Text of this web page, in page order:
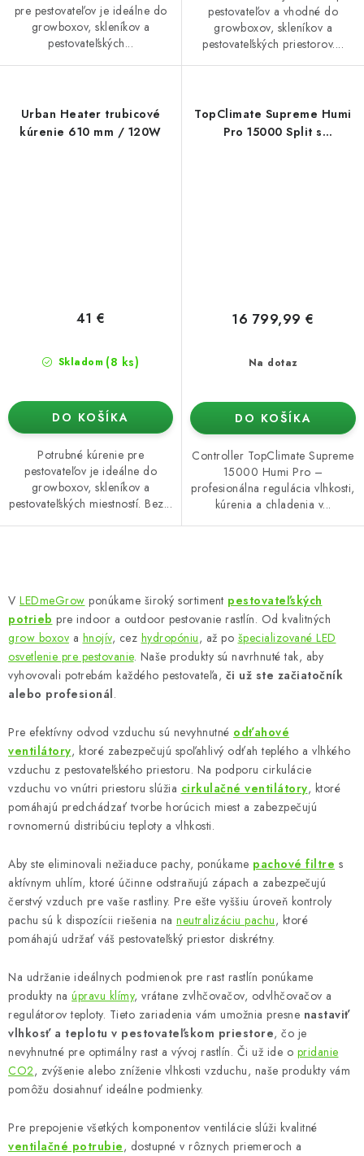
pre pestovateľov je ideálne do
growboxov, skleníkov a
pestovateľských...
pestovateľov a vhodné do
growboxov, skleníkov a
pestovateľských priestorov....
Urban Heater trubicové
kúrenie 610 mm / 120W
Skladom (8 ks)
41 €
DO KOŠÍKA
Potrubné kúrenie pre
pestovateľov je ideálne do
growboxov, skleníkov a
pestovateľských miestností. Bez...
TopClimate Supreme Humi
Pro 15000 Split s
Na dotaz
16 799,99 €
DO KOŠÍKA
Controller TopClimate Supreme
15000 Humi Pro –
profesionálna regulácia vlhkosti,
kúrenia a chladenia v...
v
l
á
d
a
c
i
e
p
r
v
k
v
ý
p
i
u
V LEDmeGrow ponúkame široký sortiment pestovateľských
potrieb pre indoor a outdoor pestovanie rastlín. Od kvalitných
grow boxov a hnojív, cez hydropóniu, až po špecializované LED
osvetlenie pre pestovanie. Naše produkty sú navrhnuté tak, aby
vyhovovali potrebám každého pestovateľa, či už ste začiatočník
alebo profesionál.
Pre efektívny odvod vzduchu sú nevyhnutné odťahové
ventilátory, ktoré zabezpečujú spoľahlivý odťah teplého a vlhkého
vzduchu z pestovateľského priestoru. Na podporu cirkulácie
vzduchu vo vnútri priestoru slúžia cirkulačné ventilátory, ktoré
pomáhajú predchádzať tvorbe horúcich miest a zabezpečujú
rovnomernú distribúciu teploty a vlhkosti.
Aby ste eliminovali nežiaduce pachy, ponúkame pachové filtre s
aktívnym uhlím, ktoré účinne odstraňujú zápach a zabezpečujú
čerstvý vzduch pre vaše rastliny. Pre ešte vyššiu úroveň kontroly
pachu sú k dispozícii riešenia na neutralizáciu pachu, ktoré
pomáhajú udržať váš pestovateľský priestor diskrétny.
Na udržanie ideálnych podmienok pre rast rastlín ponúkame
produkty na úpravu klímy, vrátane zvlhčovačov, odvlhčovačov a
regulátorov teploty. Tieto zariadenia vám umožnia presne nastaviť
vlhkosť a teplotu v pestovateľskom priestore, čo je
nevyhnutné pre optimálny rast a vývoj rastlín. Či už ide o pridanie
CO2, zvýšenie alebo zníženie vlhkosti vzduchu, naše produkty vám
pomôžu dosiahnuť ideálne podmienky.
Pre prepojenie všetkých komponentov ventilácie slúži kvalitné
ventilačné potrubie, dostupné v rôznych priemeroch a